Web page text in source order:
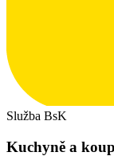
Služba BsK
Kuchyně a